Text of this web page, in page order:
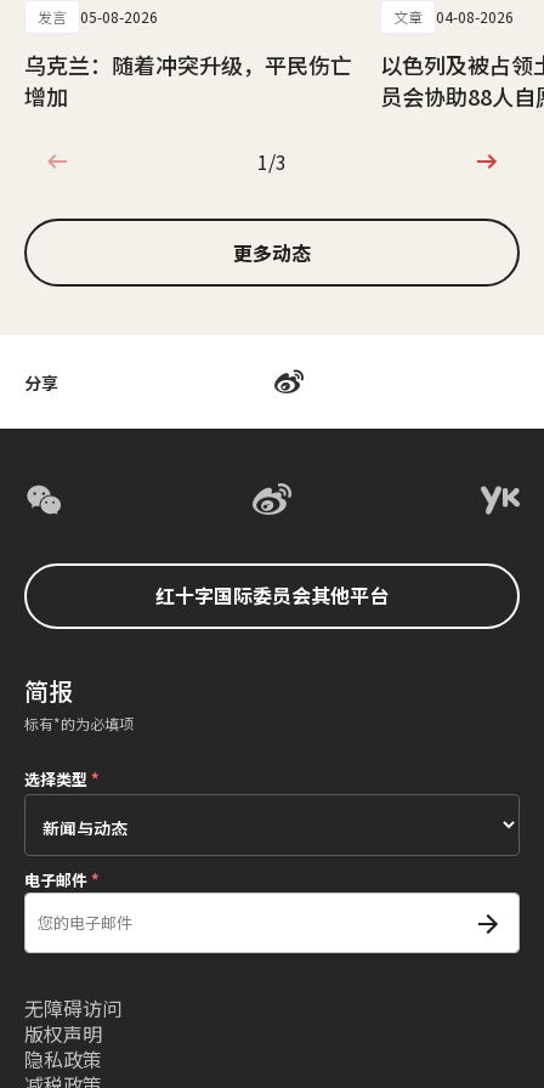
分享
发言 05-08-2026
乌克兰：随着冲突升级，平民伤亡
增加
文章 04-08-2026
以色列及被占领
员会协助88人
1/3
1/3
更多动态
红十字国际委员会其他平台
简报
标有*的为必填项
选择类型*
电子邮件*
无障碍访问
版权声明
隐私政策